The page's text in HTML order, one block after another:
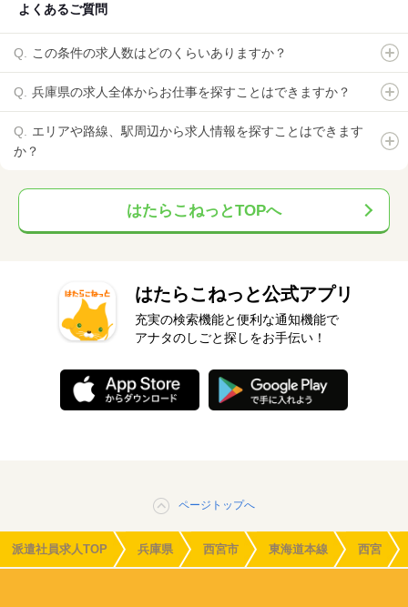
よくあるご質問
この条件の求人数はどのくらいありますか？
兵庫県の求人全体からお仕事を探すことはできますか？
エリアや路線、駅周辺から求人情報を探すことはできます
か？
はたらこねっとTOPへ
はたらこねっと公式アプリ
充実の検索機能と便利な通知機能で
アナタのしごと探しをお手伝い！
ページトップへ
派遣社員求人TOP 兵庫県 西宮市 東海道本線 西宮